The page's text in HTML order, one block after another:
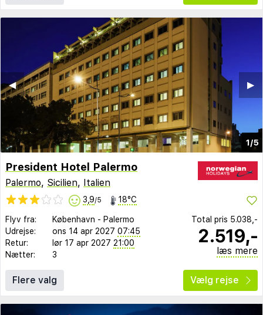
1/5
▶︎
◀︎
President Hotel Palermo
Palermo, Sicilien, Italien
3,9/5 18°C
Flyv fra: København - Palermo
Udrejse:
ons 14 apr 2027 07:45
Retur:
lør 17 apr 2027 21:00
Nætter:
3
Total pris 5.038,-
2.519,-
læs mere
Flere valg Vælg rejse